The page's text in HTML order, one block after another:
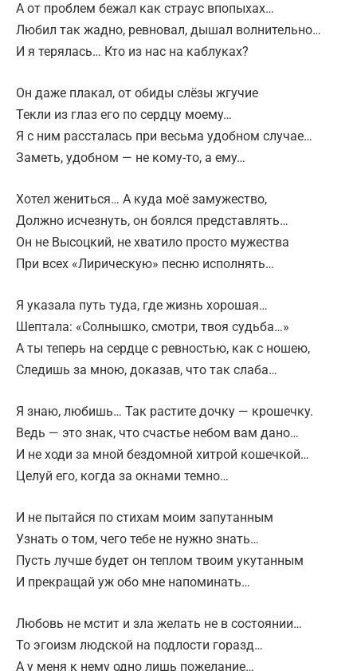
А от проблем бежал как страус впопыхах…
Любил так жадно, ревновал, дышал волнительно…
И я терялась… Кто из нас на каблуках?
Он даже плакал, от обиды слёзы жгучие
Текли из глаз его по сердцу моему…
Я с ним рассталась при весьма удобном случае…
Заметь, удобном — не кому-то, а ему…
Хотел жениться… А куда моё замужество,
Должно исчезнуть, он боялся представлять…
Он не Высоцкий, не хватило просто мужества
При всех «Лирическую» песню исполнять…
Я указала путь туда, где жизнь хорошая…
Шептала: «Солнышко, смотри, твоя судьба…»
А ты теперь на сердце с ревностью, как с ношею,
Следишь за мною, доказав, что так слаба…
Я знаю, любишь… Так растите дочку — крошечку.
Ведь — это знак, что счастье небом вам дано…
И не ходи за мной бездомной хитрой кошечкой…
Целуй его, когда за окнами темно…
И не пытайся по стихам моим запутанным
Узнать о том, чего тебе не нужно знать…
Пусть лучше будет он теплом твоим укутанным
И прекращай уж обо мне напоминать…
Любовь не мстит и зла желать не в состоянии…
То эгоизм людской на подлости горазд…
А у меня к нему одно лишь пожелание…